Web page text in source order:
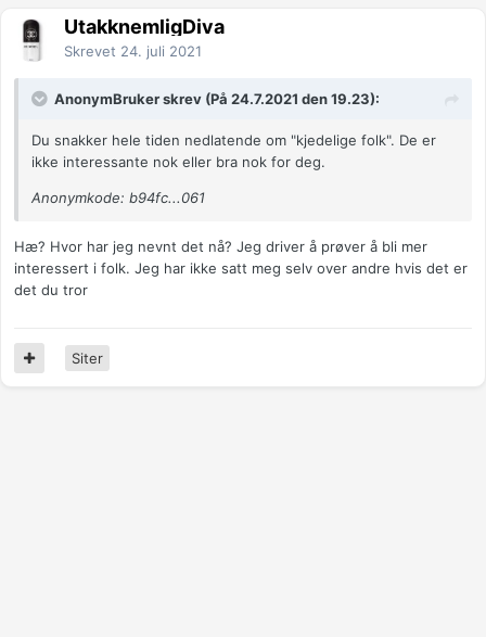
UtakknemligDiva
Skrevet 24. juli 2021
AnonymBruker skrev (På 24.7.2021 den 19.23):
Du snakker hele tiden nedlatende om "kjedelige folk". De er
ikke interessante nok eller bra nok for deg.
Anonymkode: b94fc...061
Hæ? Hvor har jeg nevnt det nå? Jeg driver å prøver å bli mer
interessert i folk. Jeg har ikke satt meg selv over andre hvis det er
det du tror
Siter